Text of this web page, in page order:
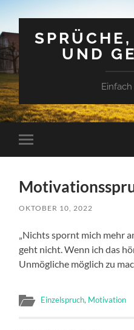
UND
Mobile-
Menü
OKTOBER 10, 2022
„Nichts spornt mich mehr
geht nicht. Wenn ich das
Unmögliche möglich zu
Einzelspruch, Motivation